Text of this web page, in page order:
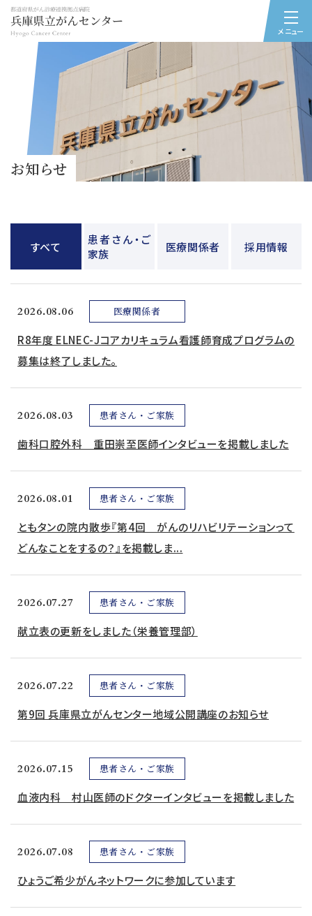
メニュー
お知らせ
すべて
患者さん・ご
家族
医療関係者 採用情報
2026.08.06 医療関係者
R8年度 ELNEC-Jコアカリキュラム看護師育成プログラムの
募集は終了しました。
2026.08.03 患者さん・ご家族
歯科口腔外科 重田崇至医師インタビューを掲載しました
2026.08.01 患者さん・ご家族
ともタンの院内散歩『第4回 がんのリハビリテーションって
どんなことをするの？』を掲載しま...
2026.07.27 患者さん・ご家族
献立表の更新をしました（栄養管理部）
2026.07.22 患者さん・ご家族
第9回 兵庫県立がんセンター地域公開講座のお知らせ
2026.07.15 患者さん・ご家族
血液内科 村山医師のドクターインタビューを掲載しました
2026.07.08 患者さん・ご家族
ひょうご希少がんネットワークに参加しています